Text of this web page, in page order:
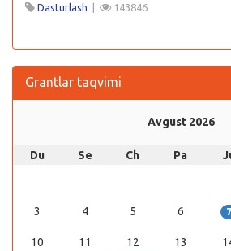
Dasturlash | 143846
Grantlar taqvimi
Avgust 2026
Du Se Ch Pa
3 4 5 6 7
10 11 12 13